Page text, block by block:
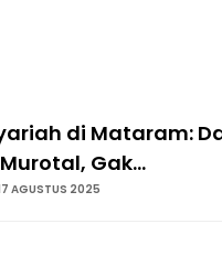
di Mataram:
Gak…
AGUSTUS 2025